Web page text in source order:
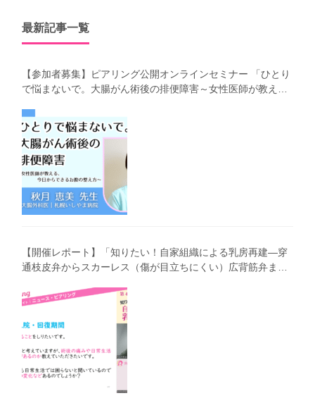
最新記事一覧
【参加者募集】ピアリング公開オンラインセミナー 「ひとり
で悩まないで。大腸がん術後の排便障害～女性医師が教え
【開催レポート】「知りたい！自家組織による乳房再建―穿
通枝皮弁からスカーレス（傷が目立ちにくい）広背筋弁まで